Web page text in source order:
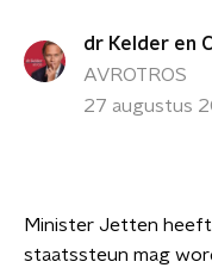
dr Kelder en
AVROTROS
27 augustus
Minister Jetten
staatssteun mag